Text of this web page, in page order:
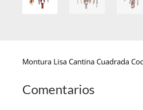
Montura Lisa Cantina Cuadrada
Comentarios